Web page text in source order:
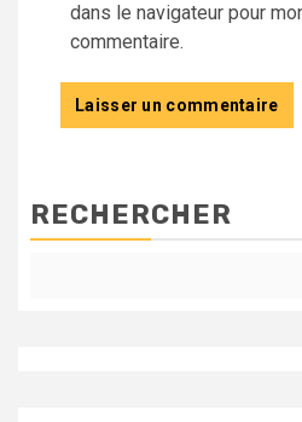
dans le navigateur pour
commentaire.
RECHERCHER